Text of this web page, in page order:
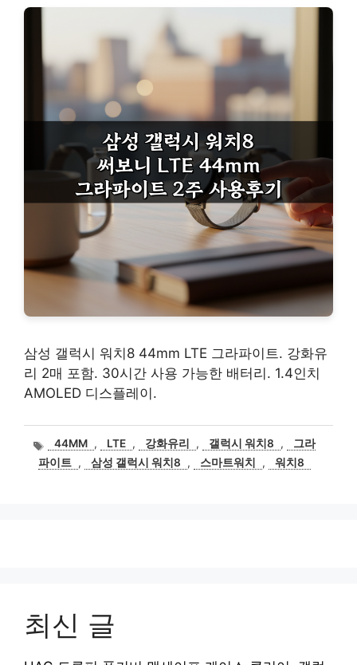
삼성 갤럭시 워치8 44mm LTE 그라파이트. 강화유
리 2매 포함. 30시간 사용 가능한 배터리. 1.4인치
AMOLED 디스플레이.
태
그
44MM , LTE , 강화유리 , 갤럭시 워치8 ,
그라
파이트 , 삼성 갤럭시 워치8 , 스마트워치 , 워치8
최신 글